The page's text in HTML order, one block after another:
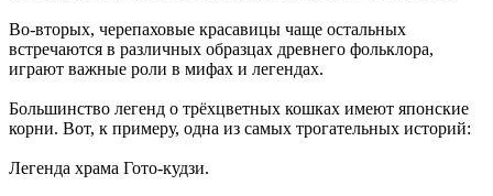
Во-вторых, черепаховые красавицы чаще остальных
встречаются в различных образцах древнего фольклора,
играют важные роли в мифах и легендах.
Большинство легенд о трёхцветных кошках имеют японские
корни. Вот, к примеру, одна из самых трогательных историй:
Легенда храма Гото-кудзи.